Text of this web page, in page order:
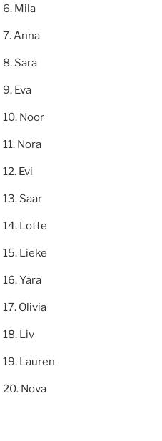
Mila
Anna
Sara
Eva
Noor
Nora
Evi
Saar
Lotte
Lieke
Yara
Olivia
Liv
Lauren
Nova